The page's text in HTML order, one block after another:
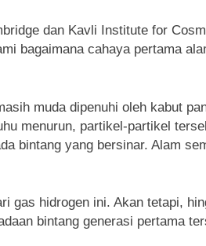
dan Kavli Institute for
bagaimana cahaya pertama
muda dipenuhi oleh kabut
menurun, partikel-partikel
bintang yang bersinar. Alam
gas hidrogen ini. Akan tetapi,
bintang generasi pertama